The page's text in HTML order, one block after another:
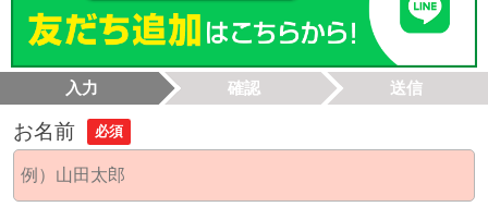
入力 確認 送信
お名前 必須